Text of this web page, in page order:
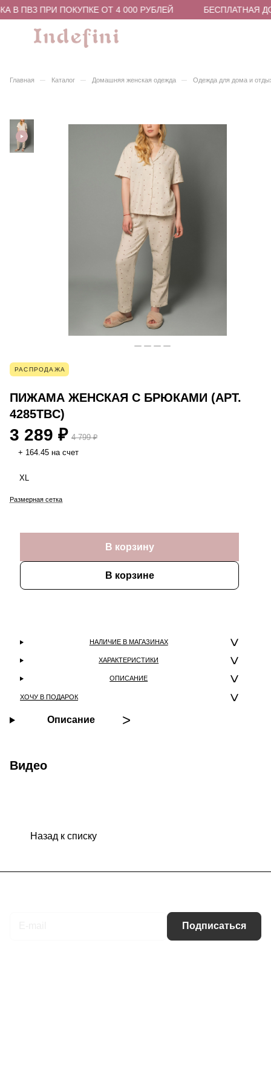
В ПВЗ ПРИ ПОКУПКЕ ОТ 4 000 РУБЛЕЙ БЕСПЛАТНАЯ
Главная – Каталог – Домашняя женская одежда – Одежда для дома и
РАСПРОДАЖА
ПИЖАМА ЖЕНСКАЯ С БРЮКАМИ (АРТ.
4285TBC)
3 289 ₽ 4 799 ₽
+ 164.45 на счет
XL
Размерная сетка
В корзину
В корзине
НАЛИЧИЕ В МАГАЗИНАХ
ХАРАКТЕРИСТИКИ
ОПИСАНИЕ
ХОЧУ В ПОДАРОК
Описание
Видео
Назад к списку
Подписаться